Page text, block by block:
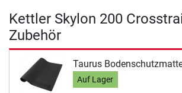
Kettler Skylon 200
Zubehör
Taurus
Auf Lager